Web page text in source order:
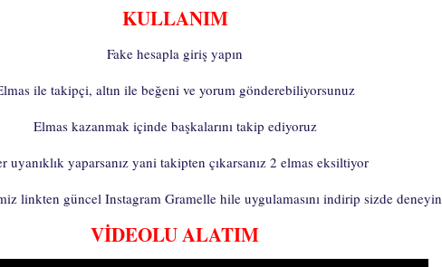
KULLANIM
Fake hesapla giriş yapın
ile takipçi, altın ile beğeni ve yorum gönderebiliyorsunuz
Elmas kazanmak içinde başkalarını takip ediyoruz
uyanıklık yaparsanız yani takipten çıkarsanız 2 elmas eksiltiyor
linkten güncel Instagram Gramelle hile uygulamasını indirip sizde deneyin
VİDEOLU ALATIM